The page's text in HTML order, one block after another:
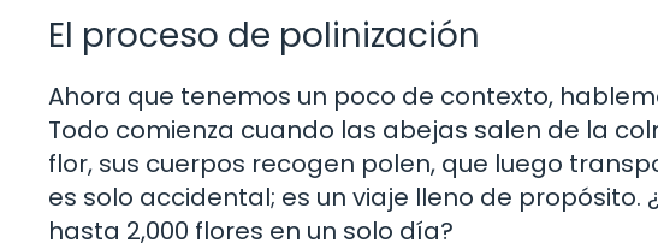
El proceso de polinización
Ahora que tenemos un poco de contexto,
Todo comienza cuando las abejas salen de la
flor, sus cuerpos recogen polen, que luego
es solo accidental; es un viaje lleno de
hasta 2,000 flores en un solo día?